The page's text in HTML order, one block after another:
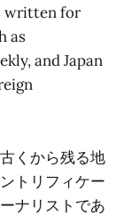
written for
as
and Japan
くから残る地
トリフィケー
ナリストであ